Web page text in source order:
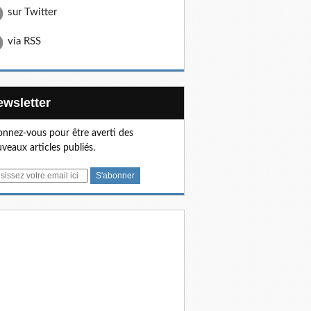
sur Twitter
via RSS
vous pour être averti des
articles publiés.